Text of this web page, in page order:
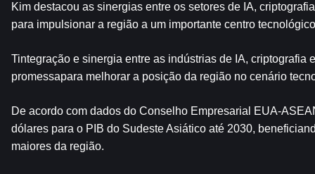
Kim destacou as sinergias entre os setores de IA,
para impulsionar a região a um importante centro
Tintegração e sinergia entre as indústrias de IA,
promessapara melhorar a posição da região no cenário
De acordo com dados do Conselho Empresarial EUA-
dólares para o PIB do Sudeste Asiático até 2030,
maiores da região.